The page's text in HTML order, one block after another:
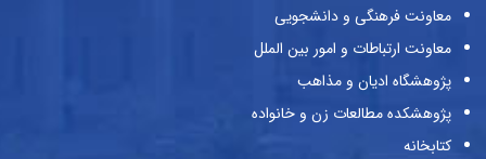
معاونت فرهنگی و دانشجویی
معاونت ارتباطات و امور بین الملل
پژوهشگاه ادیان و مذاهب
پژوهشکده مطالعات زن و خانواده
کتابخانه